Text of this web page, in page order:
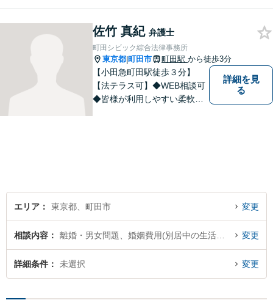
佐竹 真紀 弁護士
町田シビック綜合法律事務所
東京都|町田市 町田駅 から徒歩3分
【小田急町田駅徒歩３分】
【法テラス可】◆WEB相談可
◆皆様が利用しやすい柔軟な
詳細を見
る
エリア 東京都、町田市 変更
相談内容 変更
詳細条件 未選択 変更